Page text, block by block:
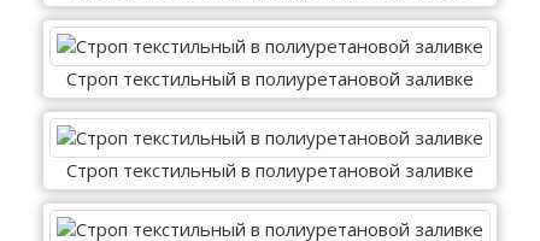
Строп текстильный в полиуретановой заливке
Строп текстильный в полиуретановой заливке